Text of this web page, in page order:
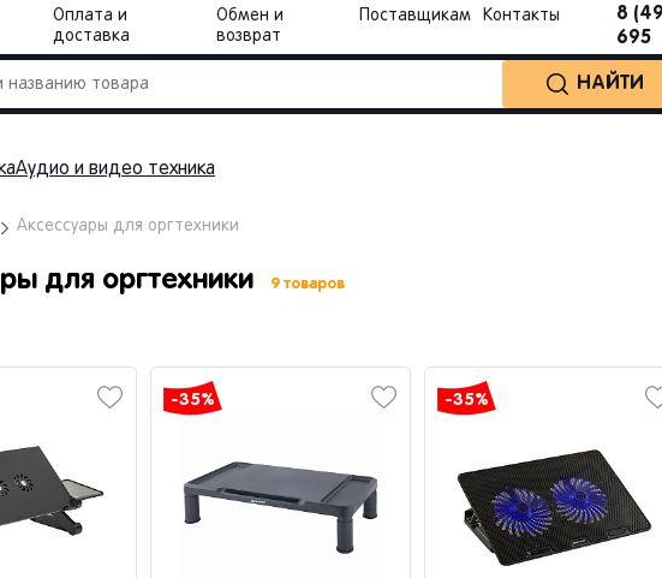
Оплата и
доставка
Обмен и
возврат
Поставщикам Контакты
8
695
НАЙТИ
Аудио и видео техника
Аксессуары для оргтехники
для оргтехники 9 товаров
-35% -35%